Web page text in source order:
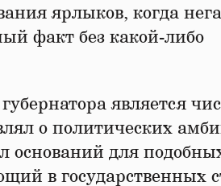
ярлыков, когда
факт без какой-либо
является
о политических
оснований для
в государственных